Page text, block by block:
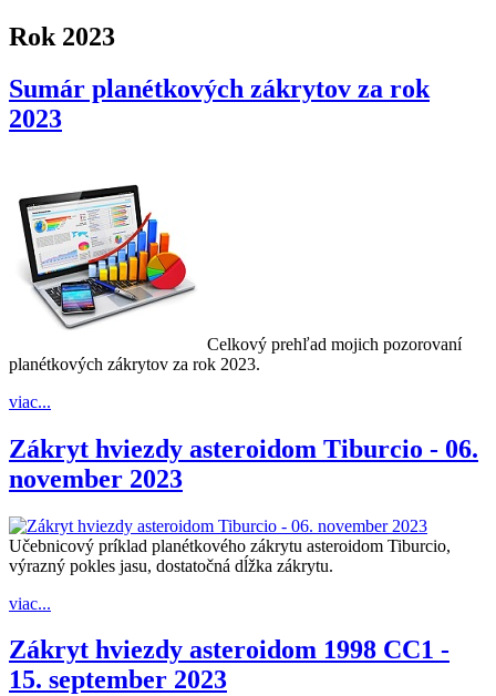
Rok 2023
Sumár planétkových zákrytov za rok
2023
Celkový prehľad mojich pozorovaní
planétkových zákrytov za rok 2023.
viac...
Zákryt hviezdy asteroidom Tiburcio - 06.
november 2023
Učebnicový príklad planétkového zákrytu asteroidom Tiburcio,
výrazný pokles jasu, dostatočná dĺžka zákrytu.
viac...
Zákryt hviezdy asteroidom 1998 CC1 -
15. september 2023